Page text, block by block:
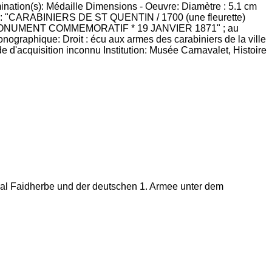
Médaille Dimensions - Oeuvre: Diamètre : 5.1 cm
DE ST QUENTIN / 1700 (une fleurette)
COMMEMORATIF * 19 JANVIER 1871" ; au
Droit : écu aux armes des carabiniers de la ville
d'acquisition inconnu Institution: Musée Carnavalet, Histoire
Faidherbe und der deutschen 1. Armee unter dem